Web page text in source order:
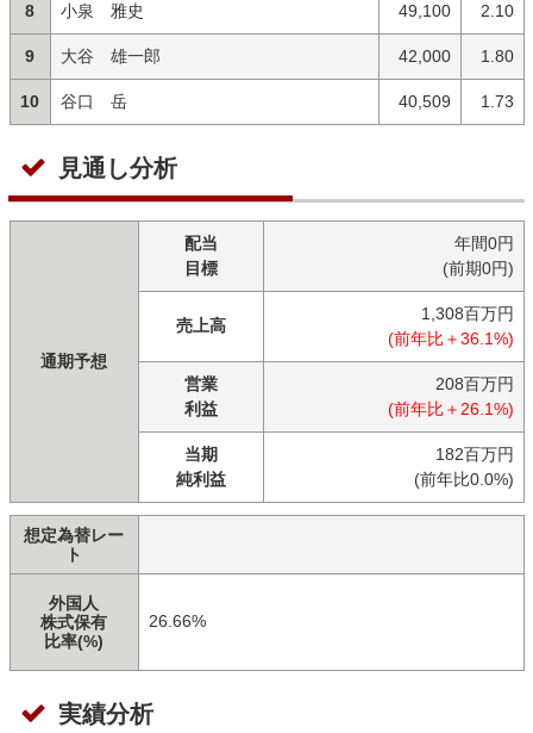
8 小泉 雅史 49,100 2.10
9 大谷 雄一郎 42,000 1.80
10 谷口 岳 40,509 1.73
見通し分析
通期予想
配当
目標
年間0円
(前期0円)
売上高
1,308百万円
(前年比＋36.1%)
営業
利益
208百万円
(前年比＋26.1%)
当期
純利益
182百万円
(前年比0.0%)
想定為替レー
ト
外国人
株式保有
比率(%)
26.66%
実績分析